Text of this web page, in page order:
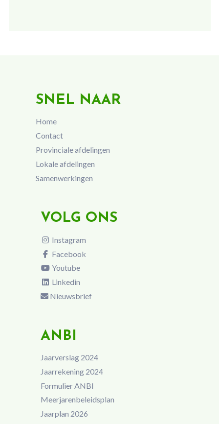
SNEL NAAR
Home
Contact
Provinciale afdelingen
Lokale afdelingen
Samenwerkingen
VOLG ONS
Instagram
Facebook
Youtube
Linkedin
Nieuwsbrief
ANBI
Jaarverslag 2024
Jaarrekening 2024
Formulier ANBI
Meerjarenbeleidsplan
Jaarplan 2026